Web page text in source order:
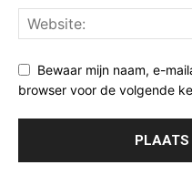
Bewaar mijn naam, e-
browser voor de volgende